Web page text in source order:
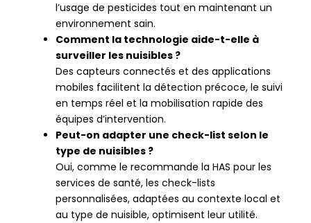
l’usage de pesticides tout en maintenant un
environnement sain.
Comment la technologie aide-t-elle à
surveiller les nuisibles ?
Des capteurs connectés et des applications
mobiles facilitent la détection précoce, le suivi
en temps réel et la mobilisation rapide des
équipes d’intervention.
Peut-on adapter une check-list selon le
type de nuisibles ?
Oui, comme le recommande la HAS pour les
services de santé, les check-lists
personnalisées, adaptées au contexte local et
au type de nuisible, optimisent leur utilité.